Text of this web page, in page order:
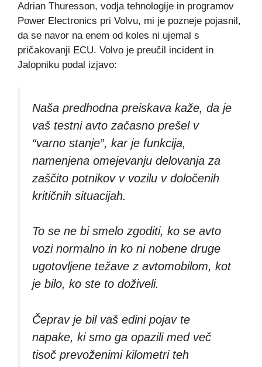
Adrian Thuresson, vodja tehnologije in programov
Power Electronics pri Volvu, mi je pozneje pojasnil,
da se navor na enem od koles ni ujemal s
pričakovanji ECU. Volvo je preučil incident in
Jalopniku podal izjavo:
Naša predhodna preiskava kaže, da je
vaš testni avto začasno prešel v
“varno stanje”, kar je funkcija,
namenjena omejevanju delovanja za
zaščito potnikov v vozilu v določenih
kritičnih situacijah.
To se ne bi smelo zgoditi, ko se avto
vozi normalno in ko ni nobene druge
ugotovljene težave z avtomobilom, kot
je bilo, ko ste to doživeli.
Čeprav je bil vaš edini pojav te
napake, ki smo ga opazili med več
tisoč prevoženimi kilometri teh